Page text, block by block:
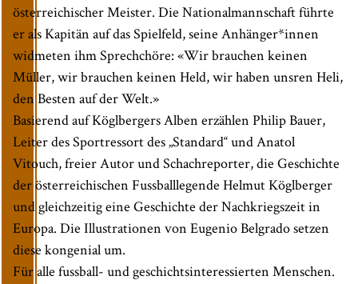
österreichischer Meister. Die Nationalmannschaft führte
er als Kapitän auf das Spielfeld, seine Anhänger*innen
widmeten ihm Sprechchöre: «Wir brauchen keinen
Müller, wir brauchen keinen Held, wir haben unsren Heli,
den Besten auf der Welt.»
Basierend auf Köglbergers Alben erzählen Philip Bauer,
Leiter des Sportressort des „Standard“ und Anatol
Vitouch, freier Autor und Schachreporter, die Geschichte
der österreichischen Fussballlegende Helmut Köglberger
und gleichzeitig eine Geschichte der Nachkriegszeit in
Europa. Die Illustrationen von Eugenio Belgrado setzen
diese kongenial um.
Für alle fussball- und geschichtsinteressierten Menschen.